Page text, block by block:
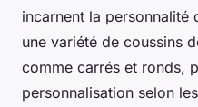
incarnent la
une variété de coussins
comme carrés et ronds,
personnalisation selon